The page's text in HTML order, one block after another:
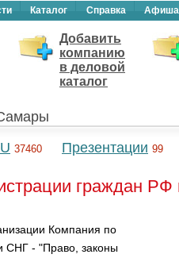
Каталог Справка Афиша
Добавить
компанию
в деловой
каталог
37460 Презентации 99
граждан
Компания по
СНГ - "Право, законы